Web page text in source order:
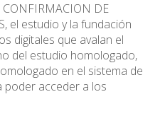
DE
el estudio y la fundación
digitales que avalan el
del estudio homologado,
en el sistema de
poder acceder a los